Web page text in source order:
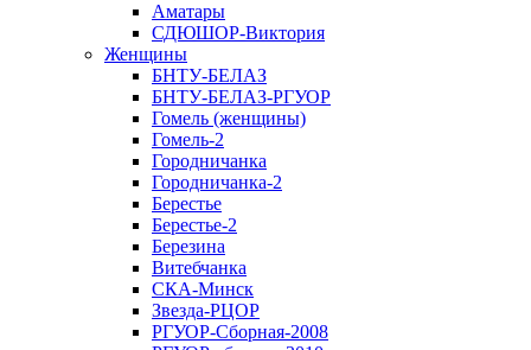
Аматары
СДЮШОР-Виктория
Женщины
БНТУ-БЕЛАЗ
БНТУ-БЕЛАЗ-РГУОР
Гомель (женщины)
Гомель-2
Городничанка
Городничанка-2
Берестье
Берестье-2
Березина
Витебчанка
СКА-Минск
Звезда-РЦОР
РГУОР-Сборная-2008